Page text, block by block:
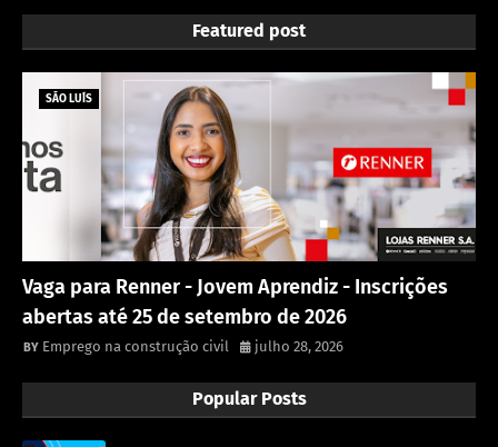
Featured post
SÃO LUÍS
Vaga para Renner - Jovem Aprendiz - Inscrições
abertas até 25 de setembro de 2026
Emprego na construção civil julho 28, 2026
Popular Posts